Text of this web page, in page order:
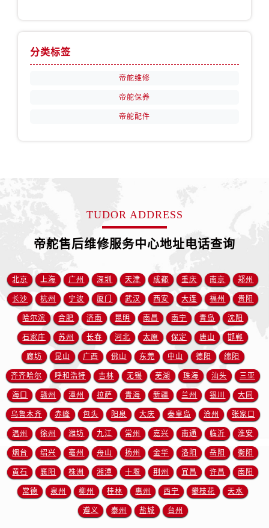
甘肃省张掖市甘州区民乐北路帝舵售后服务中心（需提前预约）
陕西省宝鸡市渭滨区经二路帝舵售后服务中心（需提前预约）
陕西省汉中市汉台区北大街帝舵售后服务中心（需提前预约）
陕西省商洛市商州区州城街帝舵售后服务中心（需提前预约）
陕西省铜川市王益区红旗街帝舵售后服务中心（需提前预约）
陕西省渭南市临渭区东风大街帝舵售后服务中心（需提前预约）
陕西省咸阳市秦都区沣西新城统一西路与白马河路交汇处帝舵售后服务中心（需提前预约）
陕西省延安市宝塔区中心街帝舵售后服务中心（需提前预约）
陕西省榆林市榆阳区长兴路帝舵售后服务中心（需提前预约）
新疆维吾尔自治区阿克苏市东大街帝舵售后服务中心（需提前预约）
新疆维吾尔自治区阿拉尔市胜利大道帝舵售后服务中心（需提前预约）
新疆维吾尔自治区阿拉山口市友好路帝舵售后服务中心（需提前预约）
新疆维吾尔自治区阿勒泰市解放路帝舵售后服务中心（需提前预约）
新疆维吾尔自治区阿图什市光明路帝舵售后服务中心（需提前预约）
新疆维吾尔自治区白杨市军垦路帝舵售后服务中心（需提前预约）
分类标签
帝舵维修
帝舵保养
帝舵配件
TUDOR ADDRESS
帝舵售后维修服务中心地址电话查询
北京 上海 广州 深圳 天津 成都 重庆 南京 郑州
长沙 杭州 宁波 厦门 武汉 西安 大连 福州 贵阳
哈尔滨 合肥 济南 昆明 南昌 南宁 青岛 沈阳
石家庄 苏州 长春 河北 太原 保定 唐山 邯郸
廊坊 昆山 广西 佛山 东莞 中山 德阳 绵阳
齐齐哈尔 呼和浩特 吉林 无锡 芜湖 珠海 汕头 三亚
海口 赣州 漳州 拉萨 青海 新疆 兰州 银川 大同
乌鲁木齐 赤峰 包头 阳泉 大庆 秦皇岛 沧州 张家口
温州 徐州 潍坊 九江 常州 嘉兴 南通 临沂 淮安
烟台 绍兴 亳州 舟山 扬州 金华 洛阳 岳阳 衡阳
黄石 襄阳 株洲 湘潭 十堰 荆州 宜昌 许昌 南阳
常德 泉州 柳州 桂林 惠州 西宁 攀枝花 天水
遵义 泰州 盐城 台州